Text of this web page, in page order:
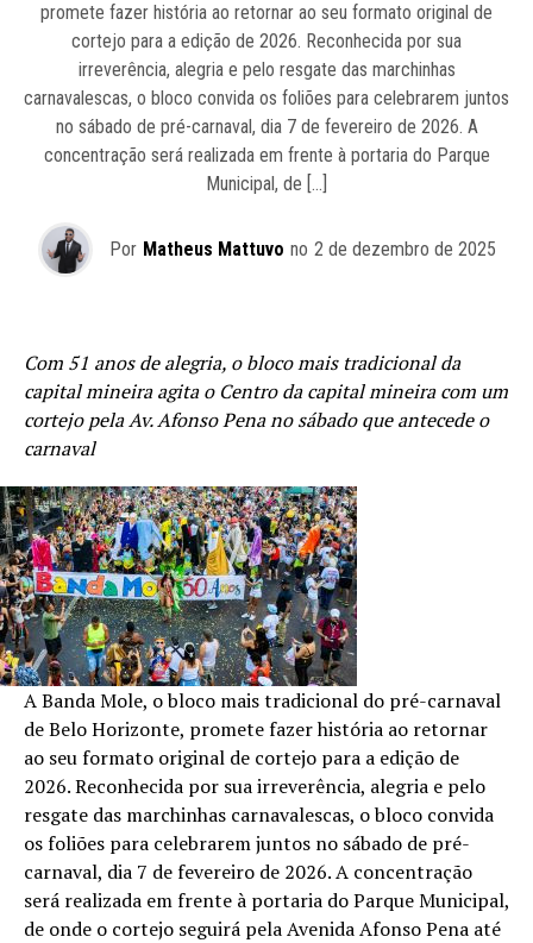
promete fazer história ao retornar ao seu formato original de
cortejo para a edição de 2026. Reconhecida por sua
irreverência, alegria e pelo resgate das marchinhas
carnavalescas, o bloco convida os foliões para celebrarem juntos
no sábado de pré-carnaval, dia 7 de fevereiro de 2026. A
concentração será realizada em frente à portaria do Parque
Municipal, de […]
Por Matheus Mattuvo no 2 de dezembro de 2025
Com 51 anos de alegria, o bloco mais tradicional da
capital mineira agita o Centro da capital mineira com um
cortejo pela Av. Afonso Pena no sábado que antecede o
carnaval
A Banda Mole, o bloco mais tradicional do pré-carnaval
de Belo Horizonte, promete fazer história ao retornar
ao seu formato original de cortejo para a edição de
2026. Reconhecida por sua irreverência, alegria e pelo
resgate das marchinhas carnavalescas, o bloco convida
os foliões para celebrarem juntos no sábado de pré-
carnaval, dia 7 de fevereiro de 2026. A concentração
será realizada em frente à portaria do Parque Municipal,
de onde o cortejo seguirá pela Avenida Afonso Pena até